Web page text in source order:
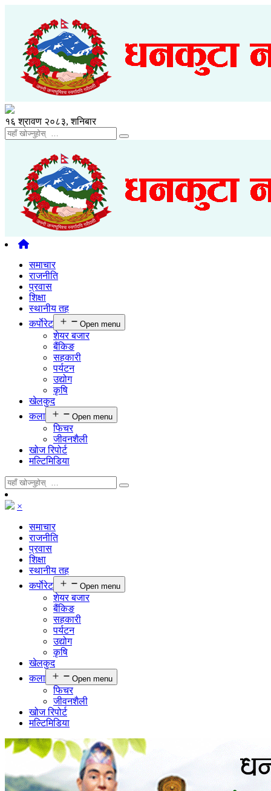
१६ श्रावण २०८३, शनिबार
समाचार
राजनीति
प्रवास
शिक्षा
स्थानीय तह
कर्पाेरेट
Open menu
शेयर बजार
बैंकिङ
सहकारी
पर्यटन
उद्योग
कृषि
खेलकुद
कला
Open menu
फिचर
जीवनशैली
खोज रिपोर्ट
मल्टिमिडिया
×
समाचार
राजनीति
प्रवास
शिक्षा
स्थानीय तह
कर्पाेरेट
Open menu
शेयर बजार
बैंकिङ
सहकारी
पर्यटन
उद्योग
कृषि
खेलकुद
कला
Open menu
फिचर
जीवनशैली
खोज रिपोर्ट
मल्टिमिडिया